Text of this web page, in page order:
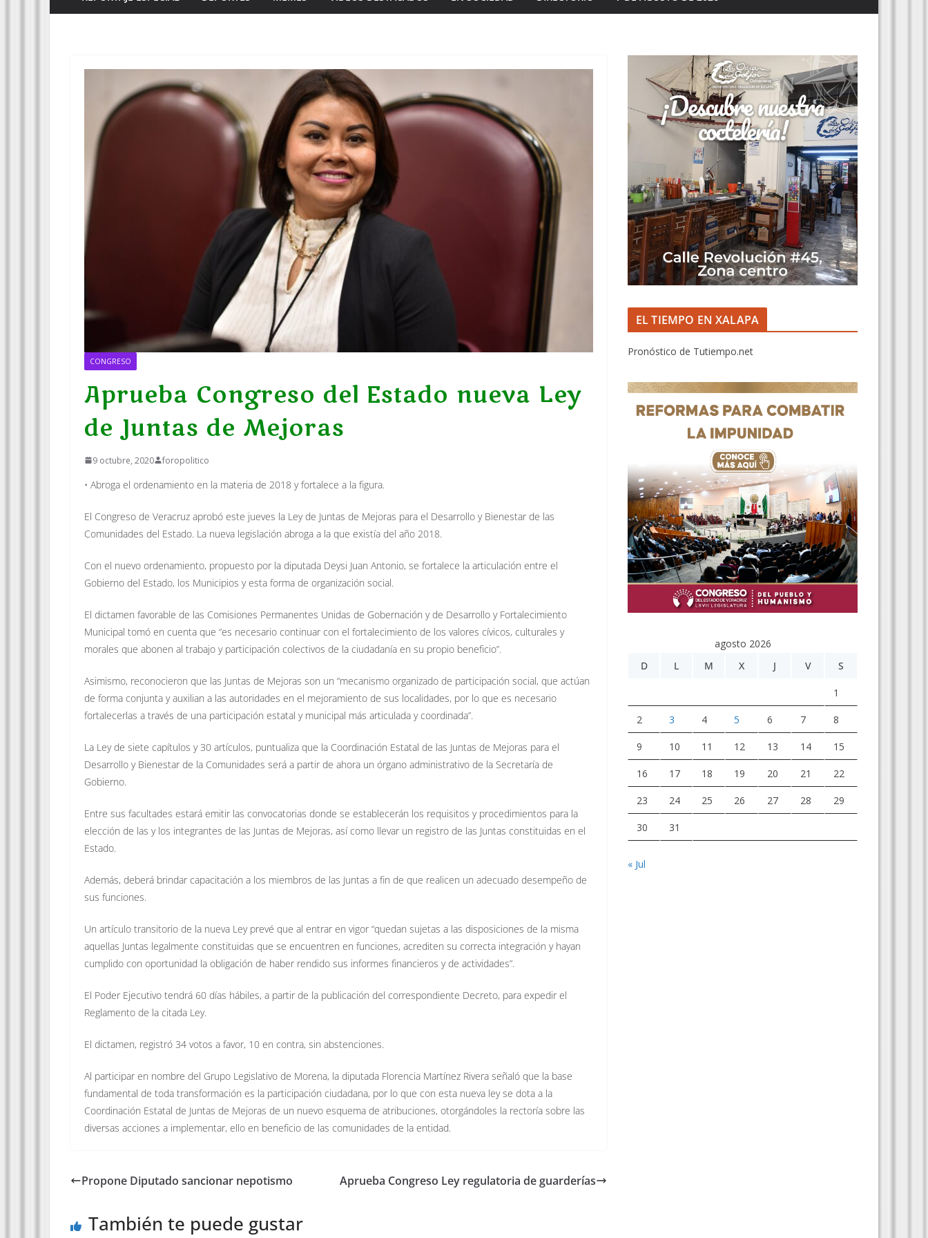
CONGRESO
Aprueba Congreso del Estado nueva Ley
de Juntas de Mejoras
9 octubre, 2020 foropolitico
• Abroga el ordenamiento en la materia de 2018 y fortalece a la figura.
El Congreso de Veracruz aprobó este jueves la Ley de Juntas de Mejoras para el Desarrollo y Bienestar de las
Comunidades del Estado. La nueva legislación abroga a la que existía del año 2018.
Con el nuevo ordenamiento, propuesto por la diputada Deysi Juan Antonio, se fortalece la articulación entre el
Gobierno del Estado, los Municipios y esta forma de organización social.
El dictamen favorable de las Comisiones Permanentes Unidas de Gobernación y de Desarrollo y Fortalecimiento
Municipal tomó en cuenta que “es necesario continuar con el fortalecimiento de los valores cívicos, culturales y
morales que abonen al trabajo y participación colectivos de la ciudadanía en su propio beneficio”.
Asimismo, reconocieron que las Juntas de Mejoras son un “mecanismo organizado de participación social, que actúan
de forma conjunta y auxilian a las autoridades en el mejoramiento de sus localidades, por lo que es necesario
fortalecerlas a través de una participación estatal y municipal más articulada y coordinada”.
La Ley de siete capítulos y 30 artículos, puntualiza que la Coordinación Estatal de las Juntas de Mejoras para el
Desarrollo y Bienestar de la Comunidades será a partir de ahora un órgano administrativo de la Secretaría de
Gobierno.
Entre sus facultades estará emitir las convocatorias donde se establecerán los requisitos y procedimientos para la
elección de las y los integrantes de las Juntas de Mejoras, así como llevar un registro de las Juntas constituidas en el
Estado.
Además, deberá brindar capacitación a los miembros de las Juntas a fin de que realicen un adecuado desempeño de
sus funciones.
Un artículo transitorio de la nueva Ley prevé que al entrar en vigor “quedan sujetas a las disposiciones de la misma
aquellas Juntas legalmente constituidas que se encuentren en funciones, acrediten su correcta integración y hayan
cumplido con oportunidad la obligación de haber rendido sus informes financieros y de actividades”.
El Poder Ejecutivo tendrá 60 días hábiles, a partir de la publicación del correspondiente Decreto, para expedir el
Reglamento de la citada Ley.
El dictamen, registró 34 votos a favor, 10 en contra, sin abstenciones.
Al participar en nombre del Grupo Legislativo de Morena, la diputada Florencia Martínez Rivera señaló que la base
fundamental de toda transformación es la participación ciudadana, por lo que con esta nueva ley se dota a la
Coordinación Estatal de Juntas de Mejoras de un nuevo esquema de atribuciones, otorgándoles la rectoría sobre las
diversas acciones a implementar, ello en beneficio de las comunidades de la entidad.
Propone Diputado sancionar nepotismo Aprueba Congreso Ley regulatoria de guarderías
También te puede gustar
EL TIEMPO EN XALAPA
Pronóstico de Tutiempo.net
agosto 2026
D
L M X J V S
1
2 3 4 5 6 7 8
9 10 11 12 13 14 15
16 17 18 19 20 21 22
23 24 25 26 27 28 29
30 31
« Jul